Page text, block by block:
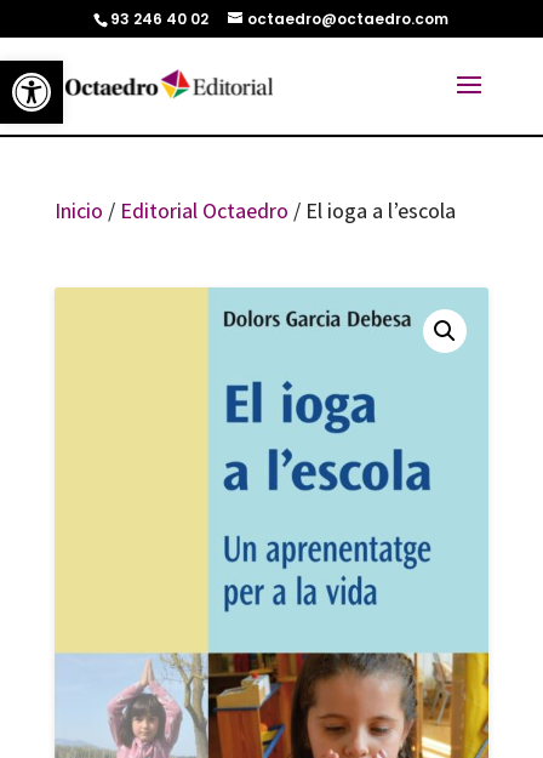
Abrir barra de herramientas
93 246 40 02 octaedro@octaedro.com
Inicio / Editorial Octaedro / El ioga a l’escola